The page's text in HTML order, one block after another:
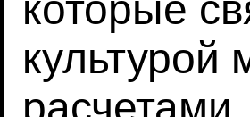
культурой